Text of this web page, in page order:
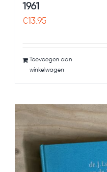
1961
€13.95
Toevoegen aan
winkelwagen